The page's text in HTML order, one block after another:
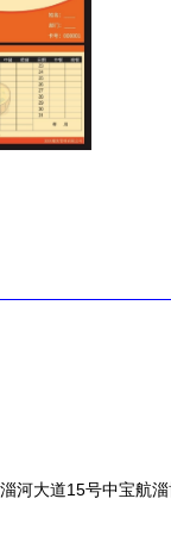
河大道15号中宝航